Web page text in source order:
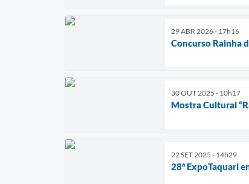
29 ABR 2026 - 17h16
Concurso Rainha
30 OUT 2025 - 10h17
Mostra Cultural
22 SET 2025 - 14h29
28ª ExpoTaquari